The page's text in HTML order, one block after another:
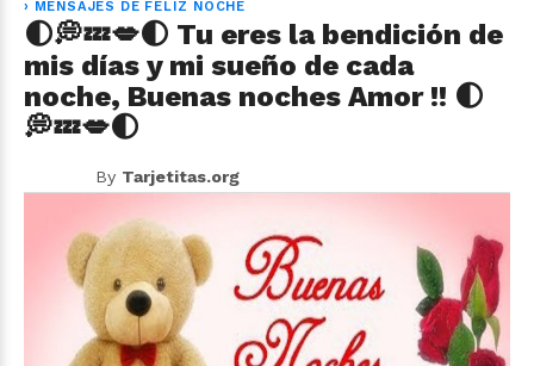
› MENSAJES DE FELIZ NOCHE
🌓💭💤💋🌓 Tu eres la bendición de
mis días y mi sueño de cada
noche, Buenas noches Amor !! 🌓
💭💤💋🌓
By Tarjetitas.org